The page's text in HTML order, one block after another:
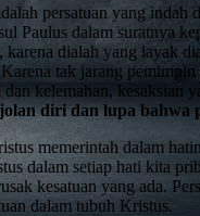
persatuan yang
Paulus dalam suratnya
dialah yang layak
tak jarang
kelemahan,
diri dan lupa bahwa
memerintah dalam
dalam setiap hati kita
kesatuan yang ada.
dalam tubuh Kristus.